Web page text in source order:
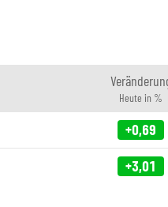
Heute in %
+0,69
+3,01